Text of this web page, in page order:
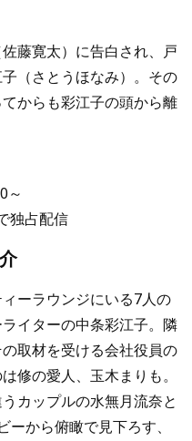
藤寛太）に告白され、戸
（さとうほなみ）。その
からも彩江子の頭から離
～
独占配信
ーラウンジにいる7人の
イターの中条彩江子。隣
取材を受ける会社役員の
修の愛人、玉木まりも。
カップルの水無月流奈と
から俯瞰で見下ろす、